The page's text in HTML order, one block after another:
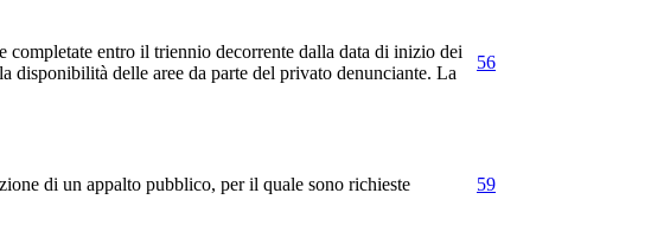
entro il triennio decorrente dalla data di inizio dei
delle aree da parte del privato denunciante. La
56
di un appalto pubblico, per il quale sono richieste
59